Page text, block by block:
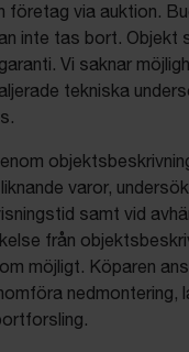
företag via auktion.
inte tas bort. Objekt
Vi saknar
tekniska
varor,
samt vid
från
möjligt. Köparen
nedmontering,